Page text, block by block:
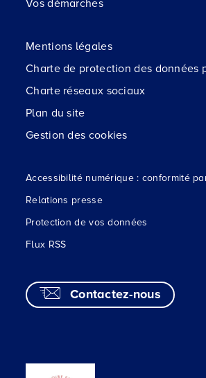
Vos démarches
Mentions légales
Charte de protection des données
Charte réseaux sociaux
Plan du site
Gestion des cookies
Accessibilité numérique : conformité
Relations presse
Protection de vos données
Flux RSS
Contactez-nous